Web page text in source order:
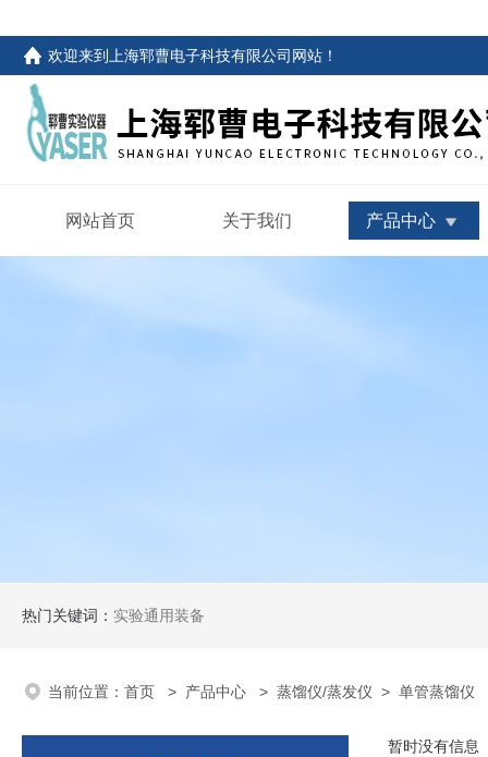
欢迎来到 上海郓曹电子科技有限公司网站 ！
网站首页 关于我们 产品中心
热门关键词： 实验通用装备
当前位置： 首页 > 产品中心 > 蒸馏仪/蒸发仪 > 单管蒸馏仪
暂时没有信息